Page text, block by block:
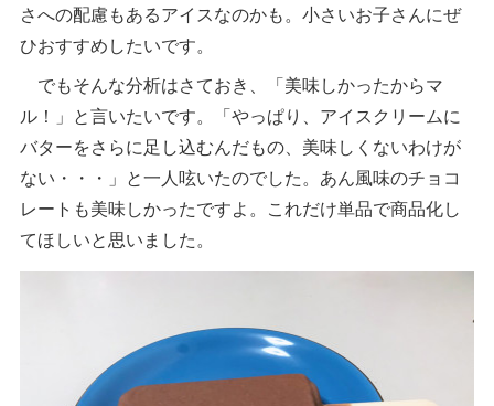
さへの配慮もあるアイスなのかも。小さいお子さんにぜ
ひおすすめしたいです。
でもそんな分析はさておき、「美味しかったからマ
ル！」と言いたいです。「やっぱり、アイスクリームに
バターをさらに足し込むんだもの、美味しくないわけが
ない・・・」と一人呟いたのでした。あん風味のチョコ
レートも美味しかったですよ。これだけ単品で商品化し
てほしいと思いました。